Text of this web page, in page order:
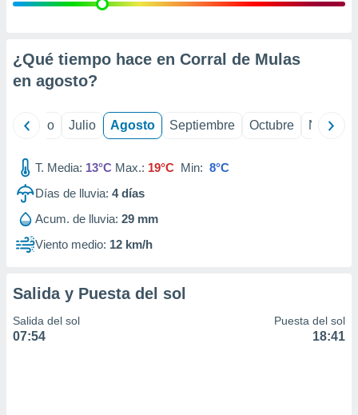
e
mediante
de
1199
¿Qué tiempo hace en Corral de Mulas
en agosto?
Junio Julio Agosto Septiembre Octubre
T. Media: 13°C Max.: 19°C Min: 8°C
Días de lluvia: 4días
Acum. de lluvia: 29 mm
Viento medio: 12 km/h
Salida y Puesta del sol
Salida del sol
07:54
Puesta del sol
18:41